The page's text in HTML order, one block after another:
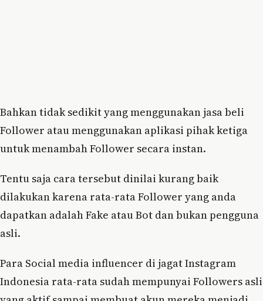
Bahkan tidak sedikit yang menggunakan jasa beli
Follower atau menggunakan aplikasi pihak ketiga
untuk menambah Follower secara instan.
Tentu saja cara tersebut dinilai kurang baik
dilakukan karena rata-rata Follower yang anda
dapatkan adalah Fake atau Bot dan bukan pengguna
asli.
Para Social media influencer di jagat Instagram
Indonesia rata-rata sudah mempunyai Followers asli